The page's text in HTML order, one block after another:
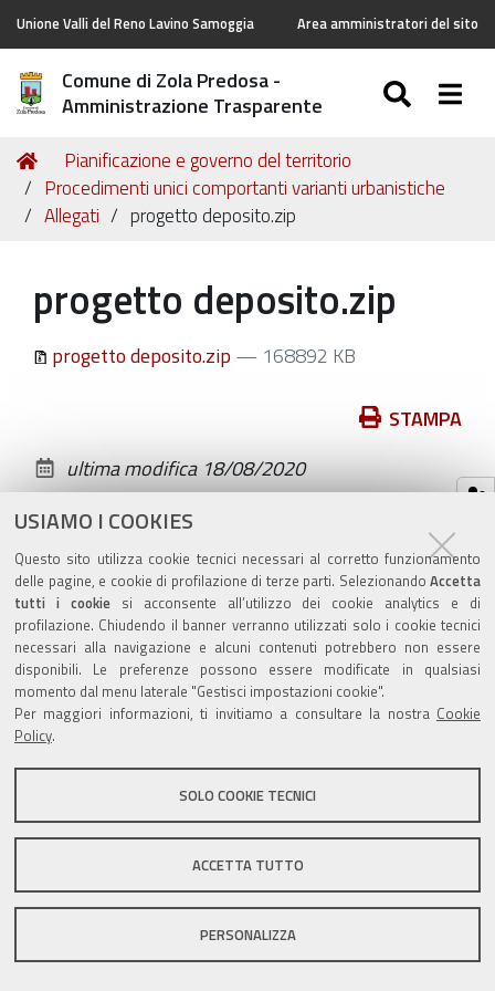
USIAMO I COOKIES
Questo sito utilizza cookie tecnici necessari al corretto funzionamento
delle pagine, e cookie di profilazione di terze parti. Selezionando Accetta
tutti i cookiesi acconsente all’utilizzo dei cookie analytics e di
profilazione. Chiudendo il banner verranno utilizzati solo i cookie tecnici
necessari alla navigazione e alcuni contenuti potrebbero non essere
disponibili. Le preferenze possono essere modificate in qualsiasi
momento dal menu laterale "Gestisci impostazioni cookie".
Per maggiori informazioni, ti invitiamo a consultare la nostra Cookie
Policy.
SOLO COOKIE TECNICI
ACCETTA TUTTO
PERSONALIZZA
Unione Valli del Reno Lavino Samoggia Area amministratori del sito
Comune di Zola Predosa -
Amministrazione Trasparente
Tu
sei
qui:
Home
Pianificazione e governo del territorio
Procedimenti unici comportanti varianti urbanistiche
Allegati
progetto deposito.zip
progetto deposito.zip
progetto deposito.zip — 168892 KB
documento
STAMPA
ultima modifica 18/08/2020
Valuta questo sito
Sito istituzionale Comune di Zola Predosa
DPO|Accessibilità